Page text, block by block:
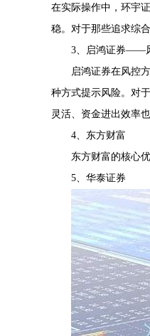
在实际操作中，环宇
稳。对于那些追求综
3、启鸿证券——
启鸿证券在风控
种方式提示风险。对
灵活、资金进出效率
4、东方财富
东方财富的核心
5、华泰证券